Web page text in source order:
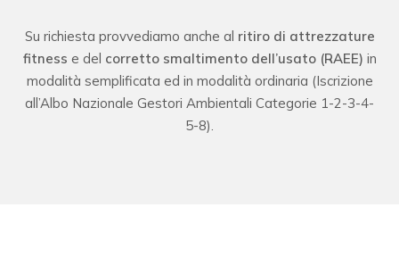
Su richiesta provvediamo anche al ritiro di attrezzature
fitness e del corretto smaltimento dell’usato (RAEE) in
modalità semplificata ed in modalità ordinaria (Iscrizione
all’Albo Nazionale Gestori Ambientali Categorie 1-2-3-4-
5-8).